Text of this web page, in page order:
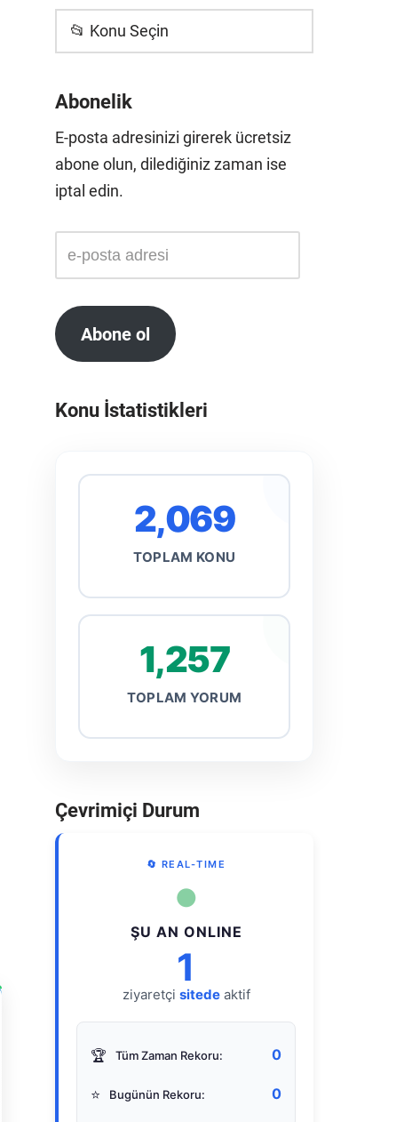
📂 Konu Seçin
Abonelik
E-posta adresinizi girerek ücretsiz
abone olun, dilediğiniz zaman ise
iptal edin.
Abone ol
Konu İstatistikleri
2,069
TOPLAM KONU
1,257
TOPLAM YORUM
Çevrimiçi Durum
🔄 REAL-TIME
●
ŞU AN ONLINE
1
ziyaretçi sitedeaktif
🏆 Tüm Zaman Rekoru: 0
⭐ Bugünün Rekoru: 0